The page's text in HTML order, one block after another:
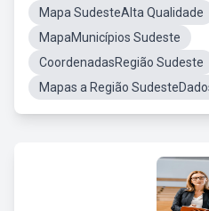
Mapa SudesteAlta Qualidade
MapaMunicípios Sudeste
CoordenadasRegião Sudeste
Mapas a Região